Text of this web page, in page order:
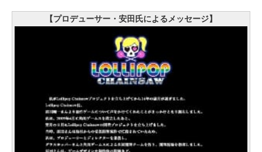
【プロデューサー・安田氏によるメッセージ】